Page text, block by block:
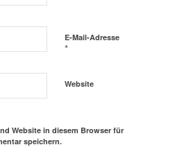
E-Mail-Adresse
*
Website
Website in diesem Browser für
speichern.